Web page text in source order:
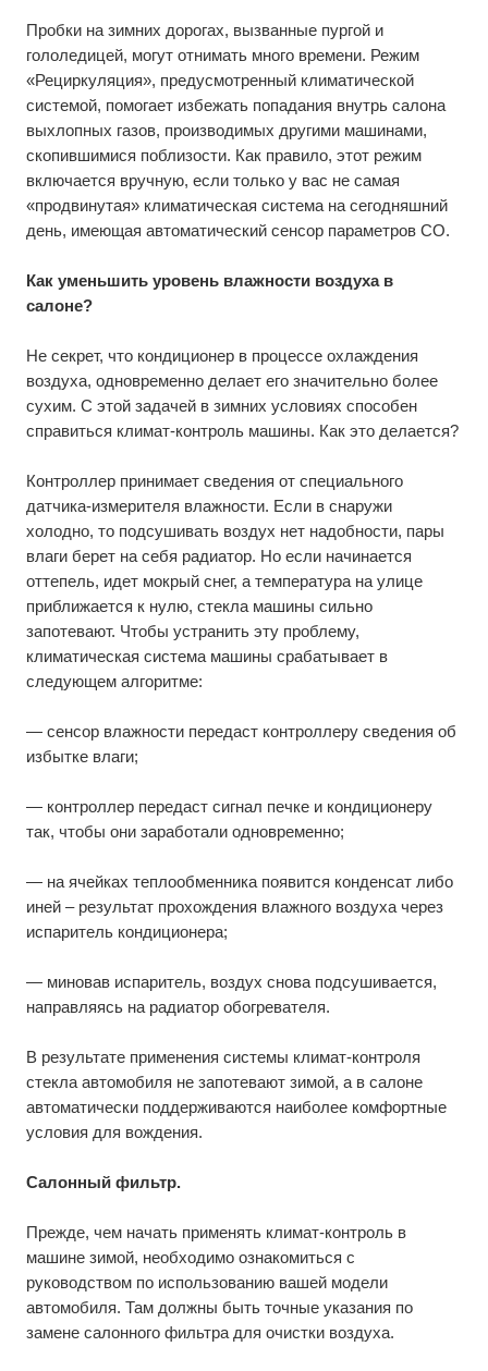
Пробки на зимних дорогах, вызванные пургой и
гололедицей, могут отнимать много времени. Режим
«Рециркуляция», предусмотренный климатической
системой, помогает избежать попадания внутрь салона
выхлопных газов, производимых другими машинами,
скопившимися поблизости. Как правило, этот режим
включается вручную, если только у вас не самая
«продвинутая» климатическая система на сегодняшний
день, имеющая автоматический сенсор параметров СО.
Как уменьшить уровень влажности воздуха в
салоне?
Не секрет, что кондиционер в процессе охлаждения
воздуха, одновременно делает его значительно более
сухим. С этой задачей в зимних условиях способен
справиться климат-контроль машины. Как это делается?
Контроллер принимает сведения от специального
датчика-измерителя влажности. Если в снаружи
холодно, то подсушивать воздух нет надобности, пары
влаги берет на себя радиатор. Но если начинается
оттепель, идет мокрый снег, а температура на улице
приближается к нулю, стекла машины сильно
запотевают. Чтобы устранить эту проблему,
климатическая система машины срабатывает в
следующем алгоритме:
— сенсор влажности передаст контроллеру сведения об
избытке влаги;
— контроллер передаст сигнал печке и кондиционеру
так, чтобы они заработали одновременно;
— на ячейках теплообменника появится конденсат либо
иней – результат прохождения влажного воздуха через
испаритель кондиционера;
— миновав испаритель, воздух снова подсушивается,
направляясь на радиатор обогревателя.
В результате применения системы климат-контроля
стекла автомобиля не запотевают зимой, а в салоне
автоматически поддерживаются наиболее комфортные
условия для вождения.
Салонный фильтр.
Прежде, чем начать применять климат-контроль в
машине зимой, необходимо ознакомиться с
руководством по использованию вашей модели
автомобиля. Там должны быть точные указания по
замене салонного фильтра для очистки воздуха.